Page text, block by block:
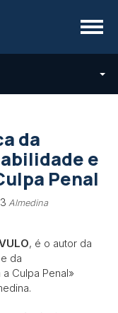
Menu
da
e
Penal
Almedina
, é o autor da
da
Culpa Penal»